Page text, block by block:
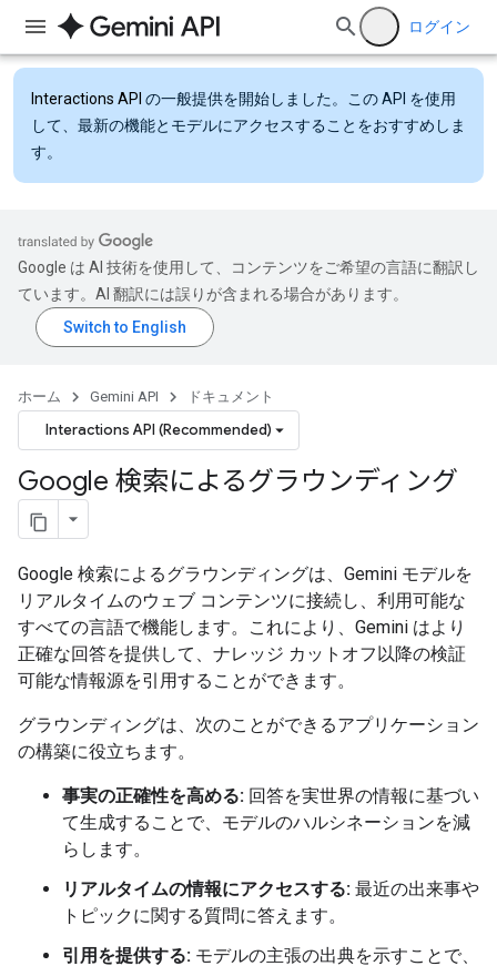
ログイン
Interactions API の一般提供を開始しました。この API を使用
して、最新の機能とモデルにアクセスすることをおすすめしま
す。
Google は AI 技術を使用して、コンテンツをご希望の言語に翻訳し
ています。AI 翻訳には誤りが含まれる場合があります。
ホーム Gemini API ドキュメント
Interactions API (Recommended)
Google 検索によるグラウンディング
Google 検索によるグラウンディングは、Gemini モデルを
リアルタイムのウェブ コンテンツに接続し、利用可能な
すべての言語で機能します。これにより、Gemini はより
正確な回答を提供して、ナレッジ カットオフ以降の検証
可能な情報源を引用することができます。
グラウンディングは、次のことができるアプリケーション
の構築に役立ちます。
事実の正確性を高める: 回答を実世界の情報に基づい
て生成することで、モデルのハルシネーションを減
らします。
リアルタイムの情報にアクセスする: 最近の出来事や
トピックに関する質問に答えます。
引用を提供する: モデルの主張の出典を示すことで、